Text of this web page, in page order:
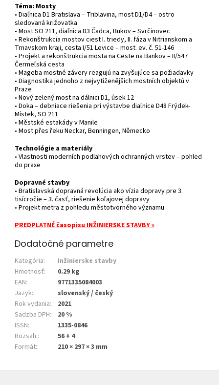
Téma: Mosty
• Diaľnica D1 Bratislava – Triblavina, most D1/D4 – ostro
sledovaná križovatka
• Most SO 211, diaľnica D3 Čadca, Bukov – Svrčinovec
• Rekonštrukcia mostov ciest I. triedy, II. fáza v Nitrianskom a
Trnavskom kraji, cesta I/51 Levice – most. ev. č. 51-146
• Projekt a rekonštrukcia mosta na Ceste na Bankov – II/547
Čermeľská cesta
• Mageba mostné závery reagujú na zvyšujúce sa požiadavky
• Diagnostika jednoho z nejvytíženějších mostních objektů v
Praze
• Nový zelený most na dálnici D1, úsek 12
• Doka – debniace riešenia pri výstavbe diaľnice D48 Frýdek-
Místek, SO 211
• Městské estakády v Manile
• Most přes řeku Neckar, Benningen, Německo
Technológie a materiály
• Vlastnosti moderních podlahových ochranných vrstev – pohled
do praxe
Dopravné stavby
• Bratislavská dopravná revolúcia ako vízia dopravy pre 3.
tisícročie – 3. časť, riešenie koľajovej dopravy
• Projekt metra z pohledu městotvorného významu
PREDPLATNÉ časopisu INŽINIERSKE STAVBY »
Dodatočné parametre
Kategória:
Inžinierske stavby
Hmotnosť:
0.29 kg
EAN:
9771335084003
Jazyk::
slovenský / český
Rok vydania:: 2021
Sadzba DPH:: 20 %
ISSN::
1335-0846
Rozsah::
56 + 4
Formát:: 210 × 297 × 3 mm